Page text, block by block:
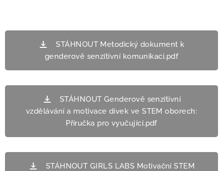
STÁHNOUT Metodický dokument k
genderově senzitivní komunikaci.pdf
STÁHNOUT Genderově senzitivní
vzdělávání a motivace dívek ve STEM oborech:
Příručka pro vyučující.pdf
STÁHNOUT GIRLS LABS Motivační STEM